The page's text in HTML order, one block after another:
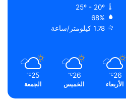
25º - 20º
68%
1.78 كيلومتر/ساعة
26
℃
الأربعاء
26
℃
الخميس
25
℃
الجمعة